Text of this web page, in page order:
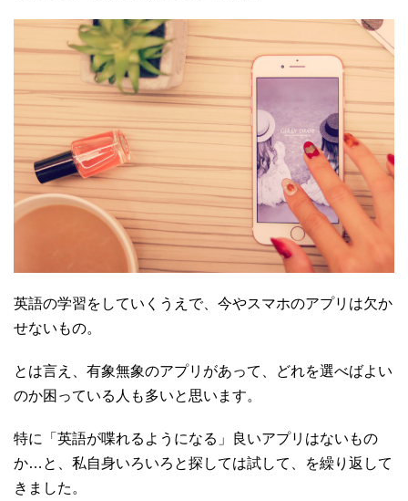
英語の学習をしていくうえで、今やスマホのアプリは欠か
せないもの。
とは言え、有象無象のアプリがあって、どれを選べばよい
のか困っている人も多いと思います。
特に「英語が喋れるようになる」良いアプリはないもの
か…と、私自身いろいろと探しては試して、を繰り返して
きました。